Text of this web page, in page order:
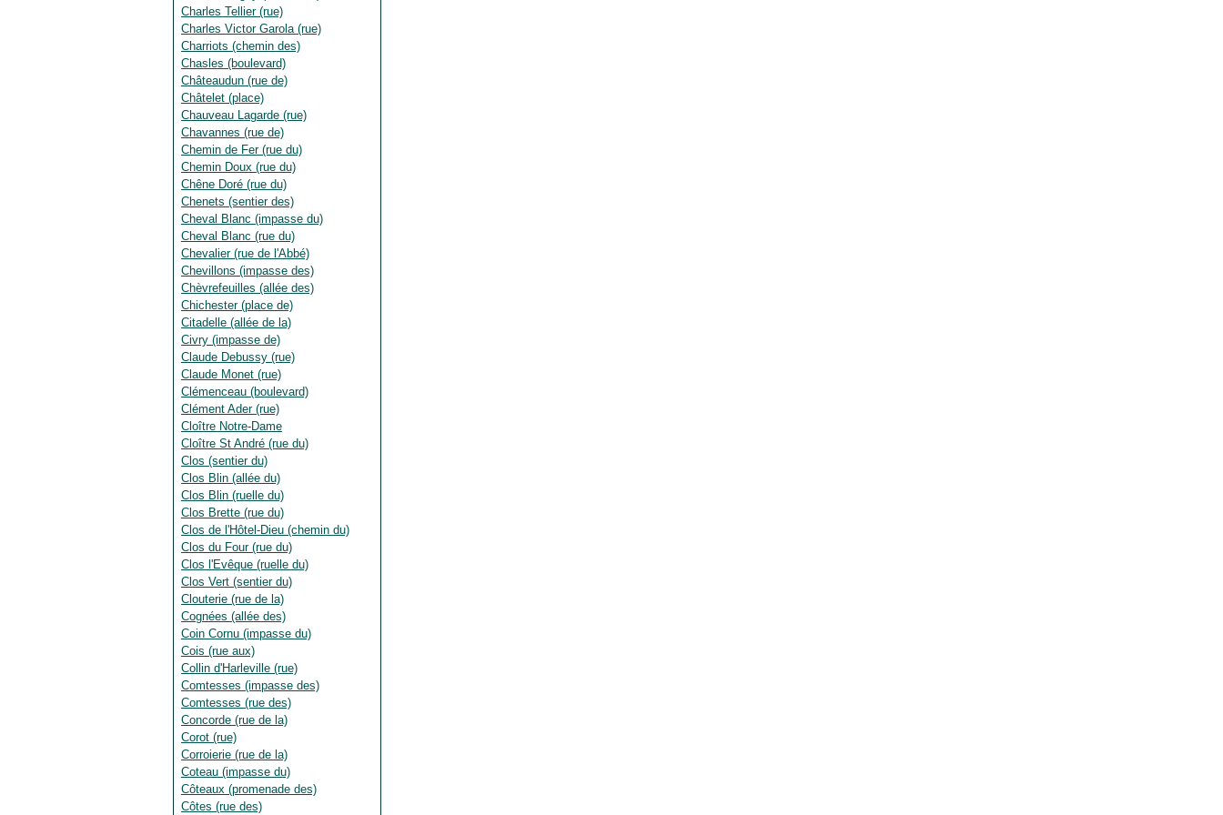
Charles Tellier (rue)
Charles Victor Garola (rue)
Charriots (chemin des)
Chasles (boulevard)
Châteaudun (rue de)
Châtelet (place)
Chauveau Lagarde (rue)
Chavannes (rue de)
Chemin de Fer (rue du)
Chemin Doux (rue du)
Chêne Doré (rue du)
Chenets (sentier des)
Cheval Blanc (impasse du)
Cheval Blanc (rue du)
Chevalier (rue de l'Abbé)
Chevillons (impasse des)
Chèvrefeuilles (allée des)
Chichester (place de)
Citadelle (allée de la)
Civry (impasse de)
Claude Debussy (rue)
Claude Monet (rue)
Clémenceau (boulevard)
Clément Ader (rue)
Cloître Notre-Dame
Cloître St André (rue du)
Clos (sentier du)
Clos Blin (allée du)
Clos Blin (ruelle du)
Clos Brette (rue du)
Clos de l'Hôtel-Dieu (chemin du)
Clos du Four (rue du)
Clos l'Evêque (ruelle du)
Clos Vert (sentier du)
Clouterie (rue de la)
Cognées (allée des)
Coin Cornu (impasse du)
Cois (rue aux)
Collin d'Harleville (rue)
Comtesses (impasse des)
Comtesses (rue des)
Concorde (rue de la)
Corot (rue)
Corroierie (rue de la)
Coteau (impasse du)
Côteaux (promenade des)
Côtes (rue des)